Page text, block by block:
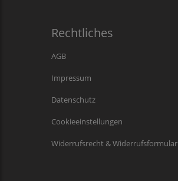
Rechtliches
AGB
Impressum
Datenschutz
Cookieeinstellungen
Widerrufsrecht & Widerrufsformular